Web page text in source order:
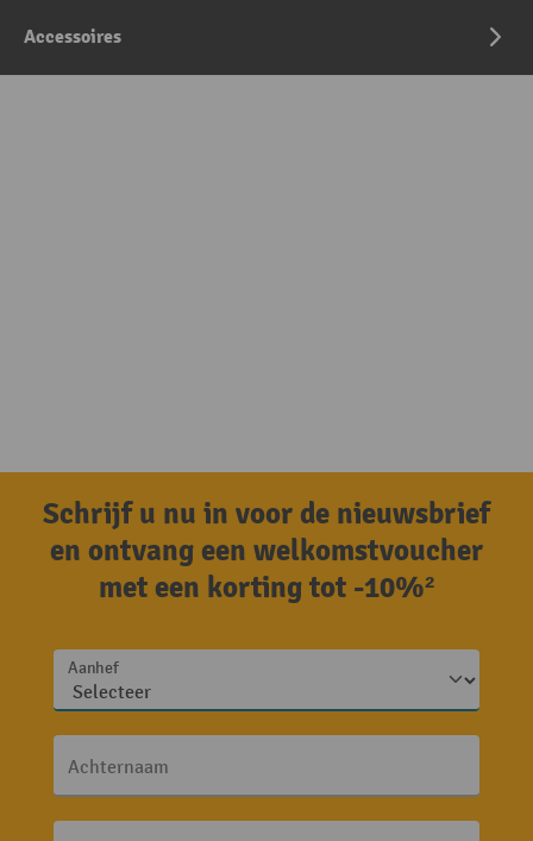
Accessoires
Schrijf u nu in voor de nieuwsbrief
en ontvang een welkomstvoucher
met een korting tot -10%²
Aanhef
Achternaam